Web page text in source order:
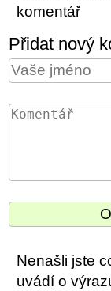
komentář
Přidat nový
Nenašli jste
uvádí o